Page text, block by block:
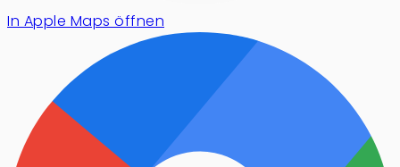
In Apple Maps öffnen